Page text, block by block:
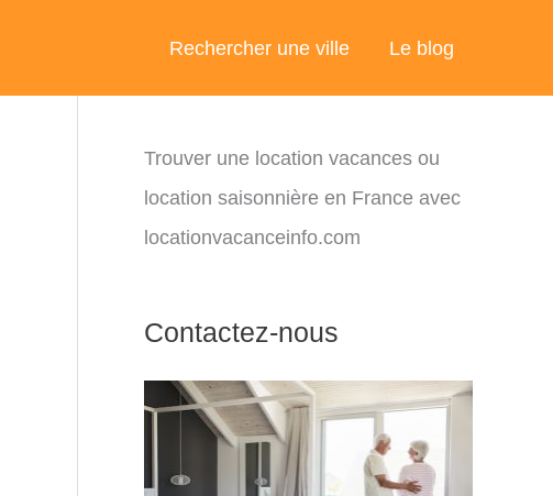
Rechercher une ville Le blog
Trouver une location vacances ou
location saisonnière en France avec
locationvacanceinfo.com
Contactez-nous